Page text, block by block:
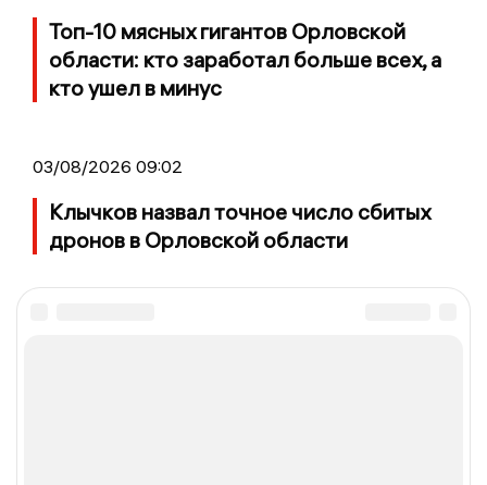
Топ-10 мясных гигантов Орловской
области: кто заработал больше всех, а
кто ушел в минус
03/08/2026 09:02
Клычков назвал точное число сбитых
дронов в Орловской области